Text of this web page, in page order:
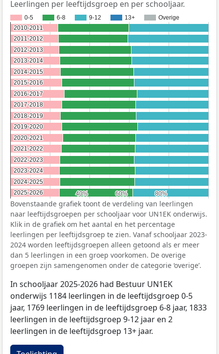
Leerlingen per leeftijdsgroep en per schooljaar.
0-5 6-8 9-12 13+ Overige
40%
40% 60%
60% 80%
80%
2010-2011
2010-2011
2011-2012
2011-2012
2012-2013
2012-2013
2013-2014
2013-2014
2014-2015
2014-2015
2015-2016
2015-2016
2016-2017
2016-2017
2017-2018
2017-2018
2018-2019
2018-2019
2019-2020
2019-2020
2020-2021
2020-2021
2021-2022
2021-2022
2022-2023
2022-2023
2023-2024
2023-2024
2024-2025
2024-2025
2025-2026
2025-2026
Bovenstaande grafiek toont de verdeling van leerlingen
naar leeftijdsgroepen per schooljaar voor UN1EK onderwijs.
Klik in de grafiek om het aantal en het percentage
leerlingen per leeftijdsgroep te zien. Vanaf schooljaar 2023-
2024 worden leeftijdsgroepen alleen getoond als er meer
dan 5 leerlingen in een groep voorkomen. De overige
groepen zijn samengenomen onder de categorie ‘overige’.
In schooljaar 2025-2026 had Bestuur UN1EK
onderwijs 1184 leerlingen in de leeftijdsgroep 0-5
jaar, 1769 leerlingen in de leeftijdsgroep 6-8 jaar, 1833
leerlingen in de leeftijdsgroep 9-12 jaar en 2
leerlingen in de leeftijdsgroep 13+ jaar.